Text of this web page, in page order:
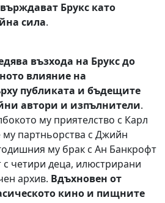
Брукс като
сила.
възхода на Брукс до
влияние на
публиката и бъдещите
автори и изпълнители.
му приятелство с Карл
партньорства с Джийн
му брак с Ан Банкрофт
четири деца, илюстрирани
архив. Вдъхновен от
кино и пищните